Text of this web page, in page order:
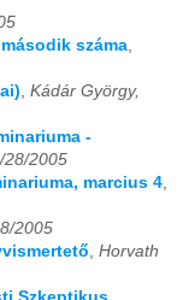
11 12
11 12
11 12
11 12
száma,
, Kádár György,
-
28/2005
marcius 4,
2005
, Horvath